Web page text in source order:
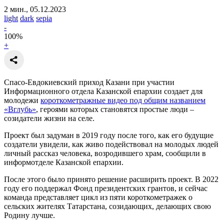
2 мин., 05.12.2023
light dark sepia
-
100%
+
Спасо-Евдокиевский приход Казани при участии
Информационного отдела Казанской епархии создает для
молодежи короткометражные видео под общим названием
«Вглубь», героями которых становятся простые люди –
созидатели жизни на селе.
Проект был задуман в 2019 году после того, как его будущие
создатели увидели, как живо подействовал на молодых людей
личный рассказ человека, возродившего храм, сообщили в
информотделе Казанской епархии.
После этого было принято решение расширить проект. В 2022
году его поддержал Фонд президентских грантов, и сейчас
команда представляет цикл из пяти короткометражек о
сельских жителях Татарстана, созидающих, делающих свою
Родину лучше.